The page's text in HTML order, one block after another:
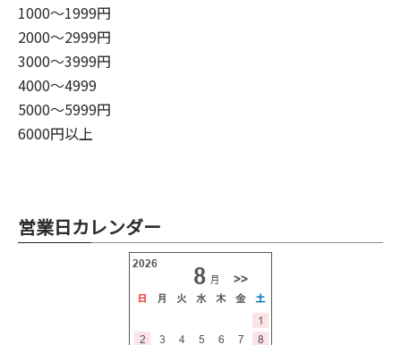
1000～1999円
2000～2999円
3000～3999円
4000～4999
5000～5999円
6000円以上
営業日カレンダー